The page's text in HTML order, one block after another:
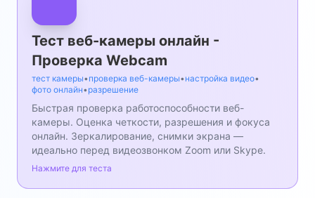
Тест веб-камеры онлайн -
Проверка Webcam
тест камеры•проверка веб-камеры•настройка видео•
фото онлайн•разрешение
Быстрая проверка работоспособности веб-
камеры. Оценка четкости, разрешения и фокуса
онлайн. Зеркалирование, снимки экрана —
идеально перед видеозвонком Zoom или Skype.
Нажмите для теста